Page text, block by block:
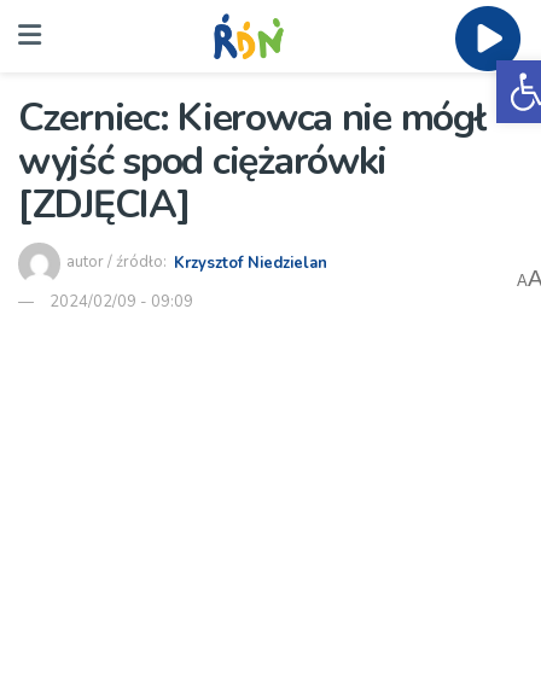
Czerniec: Kierowca nie mógł
wyjść spod ciężarówki
[ZDJĘCIA]
autor / źródło: Krzysztof Niedzielan
2024/02/09 - 09:09
A